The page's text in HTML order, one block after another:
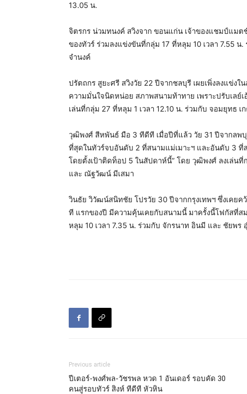
13.05 น.
จิตรกร น่วมทนงค์ สวิงจาก ขอนแก่น เจ้าของแชมป์แม
ของทัวร์ ร่วมลงแข่งขันที่กลุ่ม 17 ที่หลุม 10 เวลา 7.55
จำนงค์
ปรัตถกร สูยะศรี สวิงวัย 22 ปีจากชลบุรี เผยเพิ่งลงแข่ง
ความมั่นใจนิดหน่อย สภาพสนามท้าทาย เพราะปรับเลย์
เล่นที่กลุ่ม 27 ที่หลุม 1 เวลา 12.10 น. ร่วมกับ จอมยุทธ เ
วุฒิพงศ์ สีหพันธ์ มือ 3 ทีดีที เมื่อปีที่แล้ว วัย 31 ปีจากลพบุ
ที่สุดในทัวร์จบอันดับ 2 ที่สนามแม่เมาะฯ และอันดับ 3 ที่
โดยตั้งเป้าติดท็อป 5 ในสัปดาห์นี้” โดย วุฒิพงศ์ ลงเล่น
และ ณัฐวัฒน์ มีเสมา
วินธัย วิวัฒน์สนิทชัย โปรวัย 30 ปีจากกรุงเทพฯ ซึ่งเคย
ที แรกของปี มีความคุ้นเคยกับสนามนี้ มาครั้งนี้โฟกัสที่ส
หลุม 10 เวลา 7.35 น. ร่วมกับ จักรนาท อินมี และ ชัยพร
Previous article
ปีเตอร์-พงศ์พล-วัชรพล หวด 1 อันเดอร์ รอบคัด 30
คนสู่รอบทัวร์ สิงห์ ทีดีที หัวหิน